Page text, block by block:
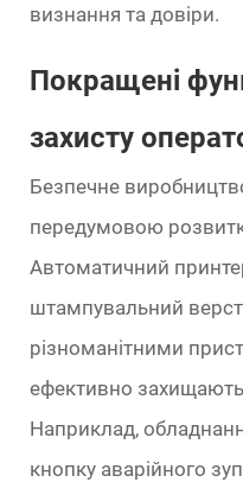
визнання та довіри.
Покращені
захисту
Безпечне
передумовою
Автоматичний
штампувальний
різноманітними
ефективно
Наприклад,
кнопку аварійного